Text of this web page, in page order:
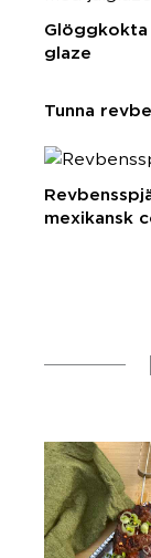
glaze
Tunna
mexikansk